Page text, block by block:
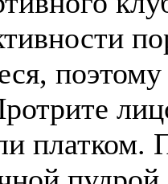
платком.